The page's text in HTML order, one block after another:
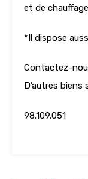
et de
*Il dispose
Contactez-
D’autres
98.109.051